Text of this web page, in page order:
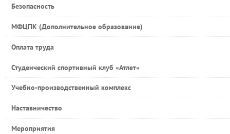
Безопасность
МФЦПК (Дополнительное образование)
Оплата труда
Студенческий спортивный клуб «Атлет»
Учебно-производственный комплекс
Наставничество
Мероприятия